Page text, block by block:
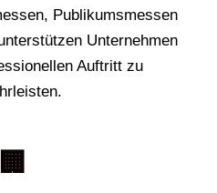
Publikumsmessen
Unternehmen
Auftritt zu
🏢